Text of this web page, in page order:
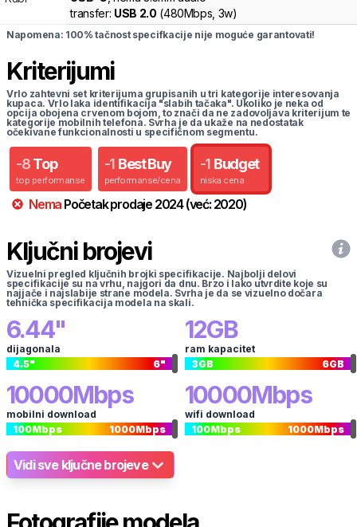
transfer: USB 2.0 (480Mbps, 3w)
Napomena: 100% tačnost specifkacije nije moguće garantovati!
Kriterijumi
Vrlo zahtevni set kriterijuma grupisanih u tri kategorije interesovanja
kupaca. Vrlo laka identifikacija "slabih tačaka". Ukoliko je neka od
opcija obojena crvenom bojom, to znači da ne zadovoljava kriterijum te
kategorije mobilnih telefona. Svrha je da ukaže na nedostatak
očekivane funkcionalnosti u specifičnom segmentu.
-8 Top
top performanse
-1 Best Buy
performanse/cena
-1 Budget
niska cena
Nema Početak prodaje 2024(već: 2020)
Ključni brojevi
Vizuelni pregled ključnih brojki specifikacije. Najbolji delovi
specifikacije su na vrhu, najgori da dnu. Brzo i lako utvrdite koje su
najjače i najslabije strane modela. Svrha je da se vizuelno dočara
tehnička specifikacija modela na skali.
6.44"
dijagonala
4.5" 6"
12GB
ram kapacitet
3GB 6GB
10000Mbps
mobilni download
100Mbps 1000Mbps
10000Mbps
wifi download
100Mbps 1000Mbps
Vidi sve ključne brojeve